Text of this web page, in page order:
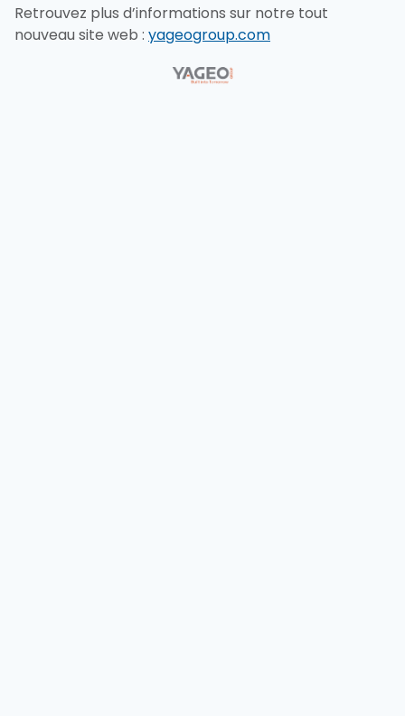
Retrouvez plus d’informations sur notre tout
nouveau site web : yageogroup.com